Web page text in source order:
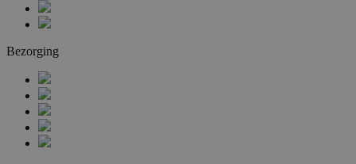
Bezorging